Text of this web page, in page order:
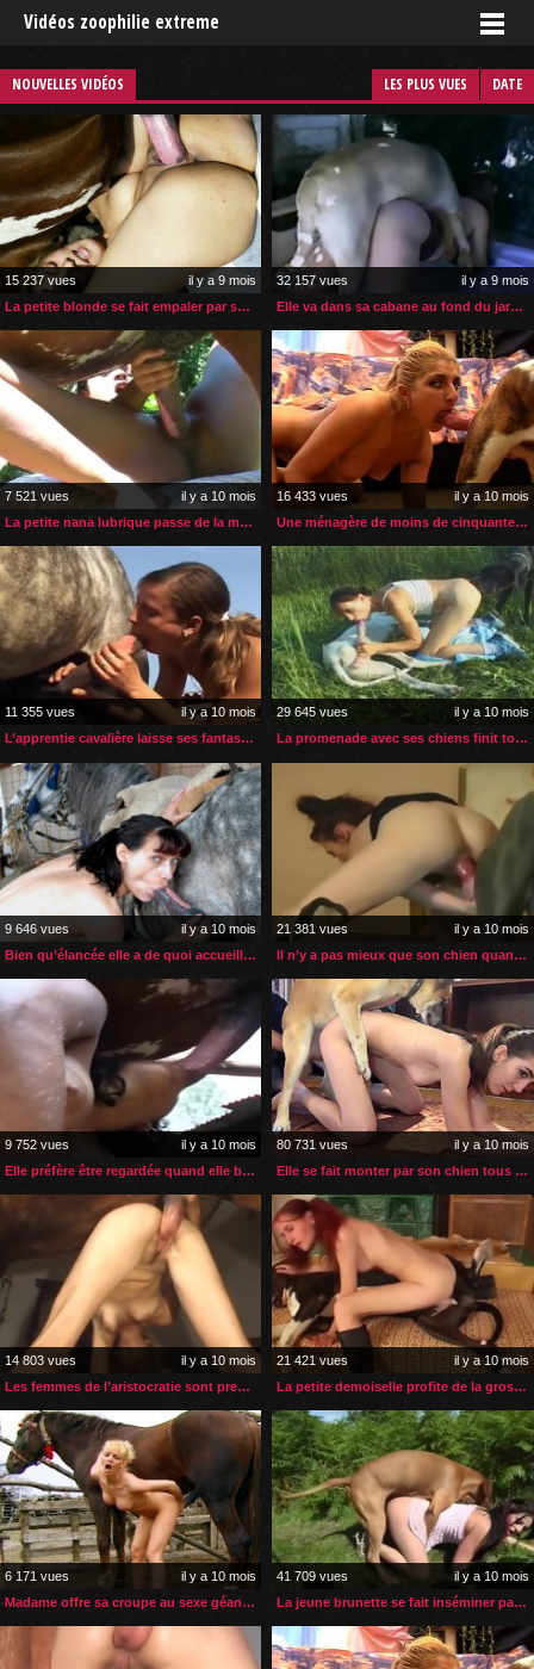
Vidéos zoophilie extreme
NOUVELLES VIDÉOS LES PLUS VUES DATE
15 237 vues
il y a 9 mois
La petite blonde se fait empaler par son cheval
32 157 vues
il y a 9 mois
Elle va dans sa cabane au fond du jardin pour de la zoophilie
7 521 vues
il y a 10 mois
La petite nana lubrique passe de la masturbation à la zoophilie
16 433 vues
il y a 10 mois
Une ménagère de moins de cinquante ans zoophile
11 355 vues
il y a 10 mois
L’apprentie cavalière laisse ses fantasmes prendre le dessus
29 645 vues
il y a 10 mois
La promenade avec ses chiens finit toujours en partouse zoophile
9 646 vues
il y a 10 mois
Bien qu’élancée elle a de quoi accueillir la bite de son cheval
21 381 vues
il y a 10 mois
Il n’y a pas mieux que son chien quand elle a besoin de sexe
9 752 vues
il y a 10 mois
Elle préfère être regardée quand elle baise avec son cheval
80 731 vues
il y a 10 mois
Elle se fait monter par son chien tous les jours
14 803 vues
il y a 10 mois
Les femmes de l’aristocratie sont presque toutes zoophiles
21 421 vues
il y a 10 mois
La petite demoiselle profite de la grosse bite de son gros chien
6 171 vues
il y a 10 mois
Madame offre sa croupe au sexe géant de son cheval
41 709 vues
il y a 10 mois
La jeune brunette se fait inséminer par son gros chien